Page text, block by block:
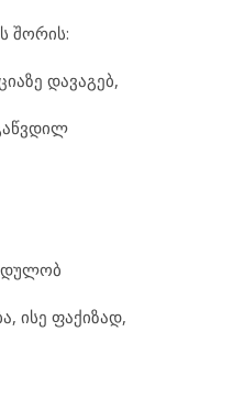
შორის:
დავაგებ,
ისე ფაქიზად,